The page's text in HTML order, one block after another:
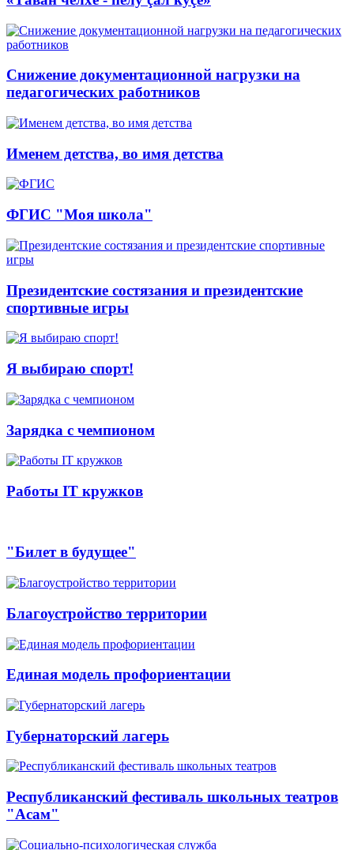
Снижение документационной нагрузки на
педагогических работников
Именем детства, во имя детства
ФГИС "Моя школа"
Президентские состязания и президентские
спортивные игры
Я выбираю спорт!
Зарядка с чемпионом
Работы IT кружков
"Билет в будущее"
Благоустройство территории
Единая модель профориентации
Губернаторский лагерь
Республиканский фестиваль школьных театров
"Асам"